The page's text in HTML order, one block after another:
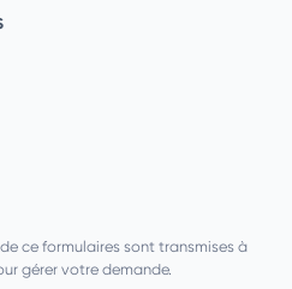
ce formulaires sont transmises à
gérer votre demande.